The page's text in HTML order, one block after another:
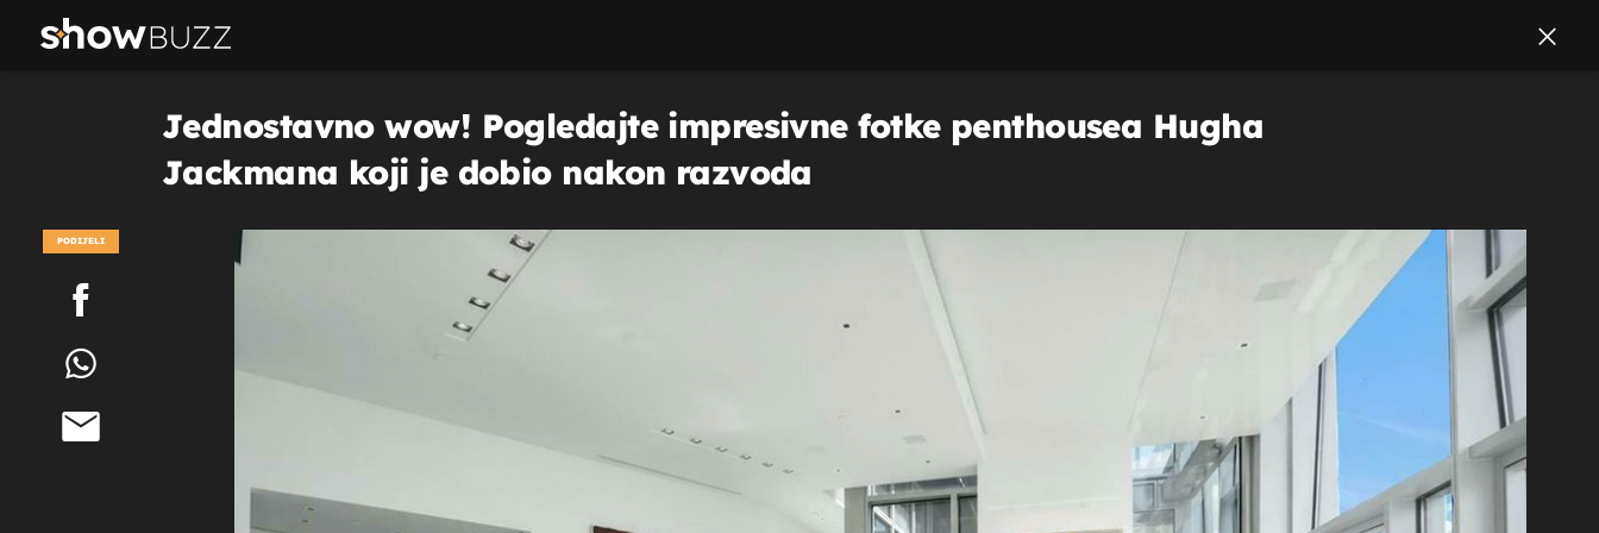
Jednostavno wow! Pogledajte impresivne fotke penthousea Hugha
Jackmana koji je dobio nakon razvoda
PODIJELI
POGLEDAJ